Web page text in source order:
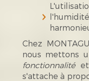
Chez
nous mettons
fonctionnalité
s'attache à